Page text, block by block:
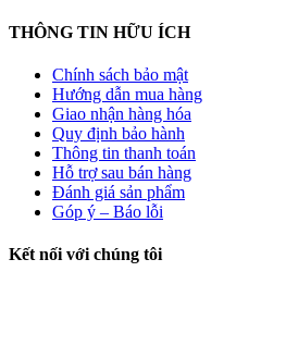
THÔNG TIN HỮU ÍCH
Chính sách bảo mật
Hướng dẫn mua hàng
Giao nhận hàng hóa
Quy định bảo hành
Thông tin thanh toán
Hỗ trợ sau bán hàng
Đánh giá sản phẩm
Góp ý – Báo lỗi
Kết nối với chúng tôi